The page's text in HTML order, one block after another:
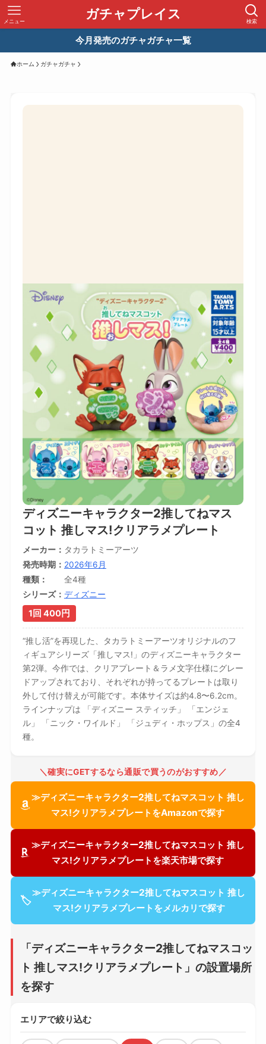
ガチャプレイス 検索
メニュー
今月発売のガチャガチャ一覧
ホーム ガチャガチャ
ディズニーキャラクター2推してねマス
コット 推しマス!クリアラメプレート
メーカー
タカラトミーアーツ
発売時期
2026年6月
種類
全4種
シリーズ
ディズニー
1回 400円
“推し活”を再現した、タカラトミーアーツオリジナルのフ
ィギュアシリーズ「推しマス!」のディズニーキャラクター
第2弾。今作では、クリアプレート＆ラメ文字仕様にグレー
ドアップされており、それぞれが持ってるプレートは取り
外して付け替えが可能です。本体サイズは約4.8〜6.2cm。
ラインナップは 「ディズニー スティッチ」 「エンジェ
ル」 「ニック・ワイルド」 「ジュディ・ホップス」の全4
種。
＼確実にGETするなら通販で買うのがおすすめ／
≫ディズニーキャラクター2推してねマスコット 推し
マス!クリアラメプレートをAmazonで探す
≫ディズニーキャラクター2推してねマスコット 推し
マス!クリアラメプレートを楽天市場で探す
🏷
≫ディズニーキャラクター2推してねマスコット 推し
マス!クリアラメプレートをメルカリで探す
「ディズニーキャラクター2推してねマスコッ
ト 推しマス!クリアラメプレート」の設置場所
を探す
エリアで絞り込む